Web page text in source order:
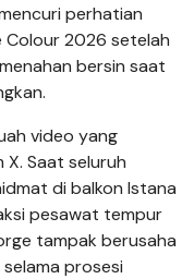
perhatian
2026 setelah
bersin saat
video yang
Saat seluruh
di balkon Istana
pesawat tempur
tampak berusaha
prosesi